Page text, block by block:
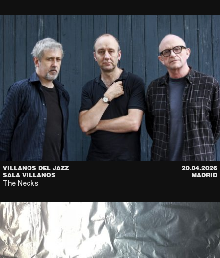
VILLANOS DEL JAZZ
20.04.2026
SALA VILLANOS
MADRID
The Necks